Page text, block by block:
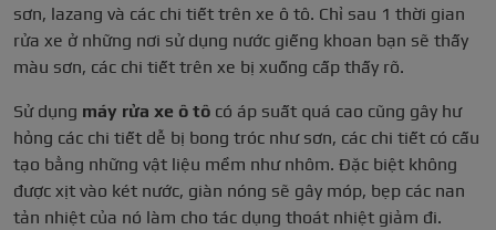
sơn, lazang và các chi tiết trên xe ô tô. Chỉ sau 1 thời gian
rửa xe ở những nơi sử dụng nước giếng khoan bạn sẽ thấy
màu sơn, các chi tiết trên xe bị xuống cấp thấy rõ.
Sử dụng máy rửa xe ô tô có áp suất quá cao cũng gây hư
hỏng các chi tiết dễ bị bong tróc như sơn, các chi tiết có cấu
tạo bằng những vật liệu mềm như nhôm. Đặc biệt không
được xịt vào két nước, giàn nóng sẽ gây móp, bẹp các nan
tản nhiệt của nó làm cho tác dụng thoát nhiệt giảm đi.